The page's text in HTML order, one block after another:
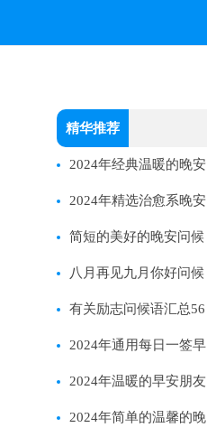
精华推荐
2024年经典温暖的晚安
问候语短信汇编80条
2024年精选治愈系晚安
问候语语录汇总76句
简短的美好的晚安问候
语语录合集77句
八月再见九月你好问候
语有关励志问候语汇总56
句 2024年通用每日一签早
安QQ问候语合集41句
2024年温暖的早安朋友
圈问候语20句
2024年简单的温馨的晚